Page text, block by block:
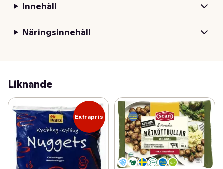
Innehåll
Näringsinnehåll
Liknande
Extrapris